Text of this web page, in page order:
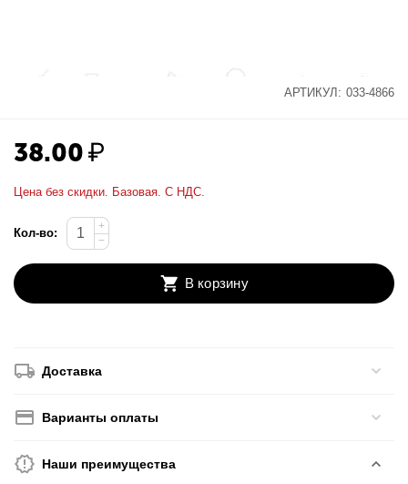
АРТИКУЛ: 033-4866
38.00₽
Цена без скидки. Базовая. С НДС.
Кол-во:
+
−
В корзину
Доставка
Варианты оплаты
Наши преимущества